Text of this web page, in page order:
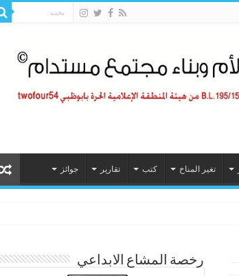
تغير المناخ كتب تقارير جوائز
رخصة المشاع الابداعي